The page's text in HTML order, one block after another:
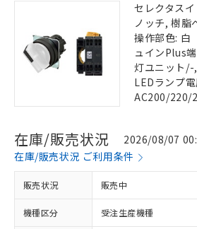
セレクタス
ノッチ, 樹脂
操作部色: 白
ュインPlus
灯ユニット/-
LEDランプ
AC200/220/
在庫/販売状況
2026/08/07
在庫/販売状況 ご利用条件
販売状況 販売中
機種区分 受注生産機種